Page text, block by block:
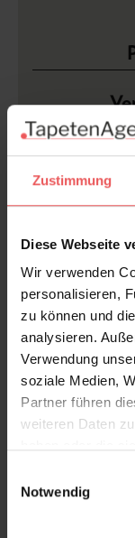
Zustimmung
Diese Webseite
Wir verwenden
personalisieren,
zu können und
analysieren.
Verwendung
soziale Medien,
Partner führen
weiteren Daten
Notwendig
FAQ
Sie haben Fragen
Frage stellen
+49 (0)221 932